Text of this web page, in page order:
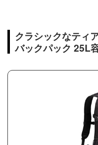
クラシックなティ
バックパック 25L